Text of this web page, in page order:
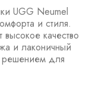
UGG Neumel
и стиля.
качество
и лаконичный
решением для